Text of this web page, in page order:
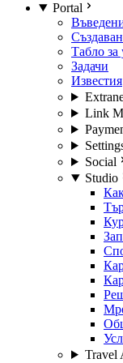
Portal
Табло за
Задачи
Известия
Link
Social
Studio
Travel